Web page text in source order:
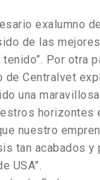
exalumno
de las
Por otra
de Centralvet
una
horizontes
nuestro
tan acabados
USA”.